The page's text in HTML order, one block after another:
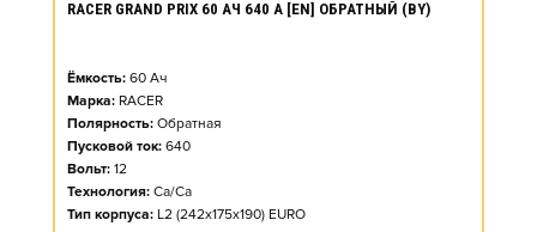
RACER GRAND PRIX 60 АЧ 640 А [EN] ОБРАТНЫЙ (BY)
Ёмкость: 60 Ач
Марка: RACER
Полярность: Обратная
Пусковой ток: 640
Вольт: 12
Технология: Ca/Ca
Тип корпуса: L2 (242x175x190) EURO